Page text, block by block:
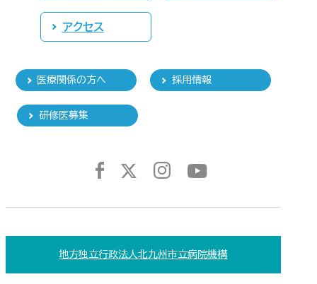
アクセス
医療関係の方へ 採用情報
研修医募集
地方独立行政法人北九州市立病院機構